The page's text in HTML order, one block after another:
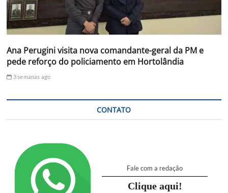
Ana Perugini visita nova comandante-geral da PM e
pede reforço do policiamento em Hortolândia
3 semanas ago
CONTATO
Fale com a redação
Clique aqui!